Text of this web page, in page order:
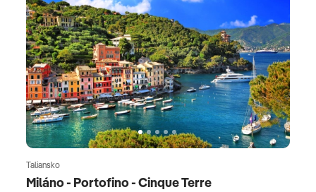
Miláno - Portofino - Cinque Terre
Taliansko